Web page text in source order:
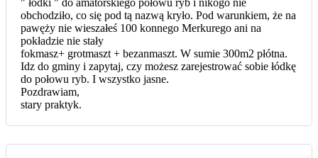
" łódki " do amatorskiego połowu ryb i nikogo nie
obchodziło, co się pod tą nazwą kryło. Pod warunkiem, że na
pawęży nie wieszałeś 100 konnego Merkurego ani na
pokładzie nie stały
fokmasz+ grotmaszt + bezanmaszt. W sumie 300m2 płótna.
Idz do gminy i zapytaj, czy możesz zarejestrować sobie łódkę
do połowu ryb. I wszystko jasne.
Pozdrawiam,
stary praktyk.